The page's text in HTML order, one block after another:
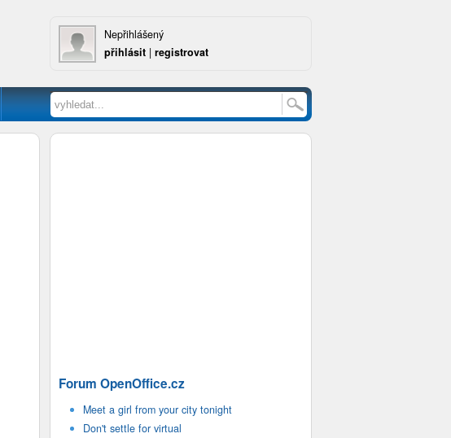
Nepřihlášený
přihlásit | registrovat
Forum OpenOffice.cz
Meet a girl from your city tonight
Don't settle for virtual